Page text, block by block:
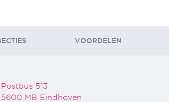
VOORDELEN
Postbus 513
5600 MB Eindhoven